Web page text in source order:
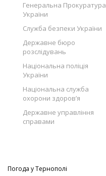
Генеральна Прокуратура
України
Служба безпеки України
Державне бюро
розслідувань
Національна поліція
України
Національна служба
охорони здоров’я
Державне управління
справами
Погода уТернополі